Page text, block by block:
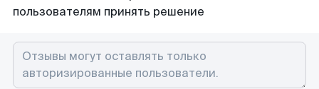
пользователям принять решение